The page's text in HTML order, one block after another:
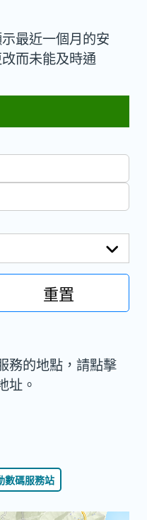
最近一個月的安
而未能及時通
重置
務的地點，請點擊
址。
數碼服務站